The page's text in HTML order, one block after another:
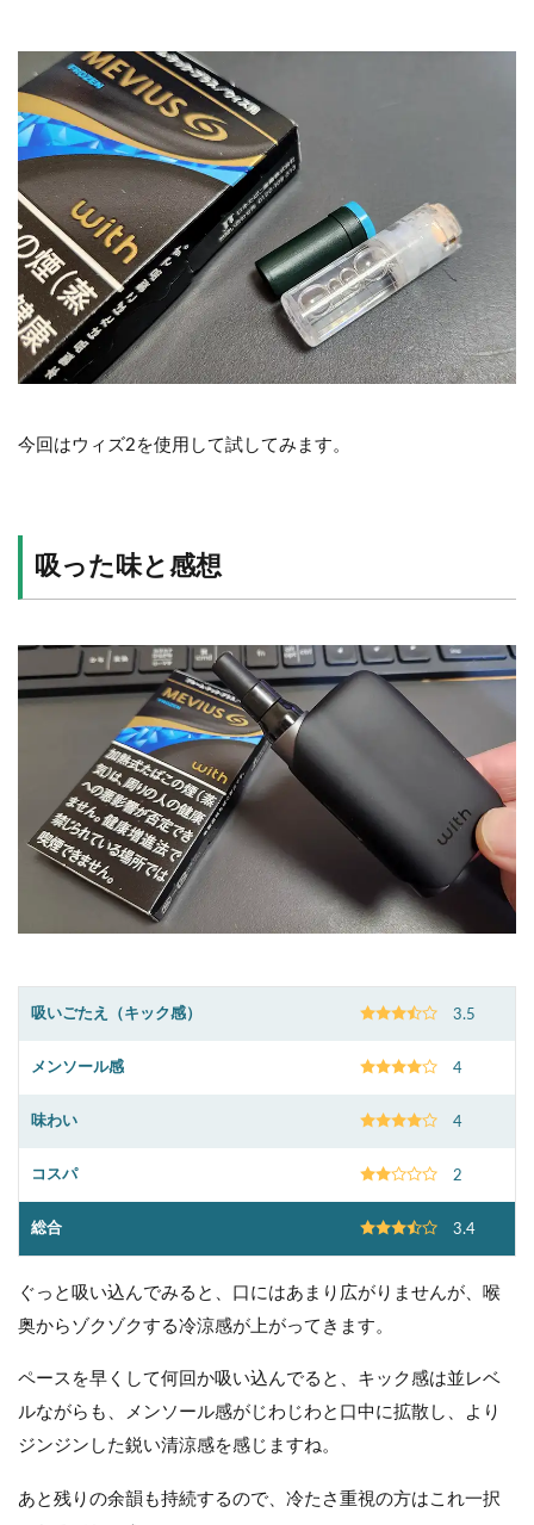
今回はウィズ2を使用して試してみます。
吸った味と感想
吸いごたえ（キック感） 3.5
メンソール感 4
味わい 4
コスパ 2
総合 3.4
ぐっと吸い込んでみると、口にはあまり広がりませんが、喉
奥からゾクゾクする冷涼感が上がってきます。
ペースを早くして何回か吸い込んでると、キック感は並レベ
ルながらも、メンソール感がじわじわと口中に拡散し、より
ジンジンした鋭い清涼感を感じますね。
あと残りの余韻も持続するので、冷たさ重視の方はこれ一択